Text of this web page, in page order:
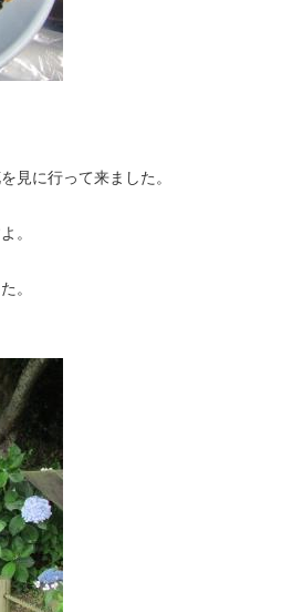
見に行って来ました。
。
。